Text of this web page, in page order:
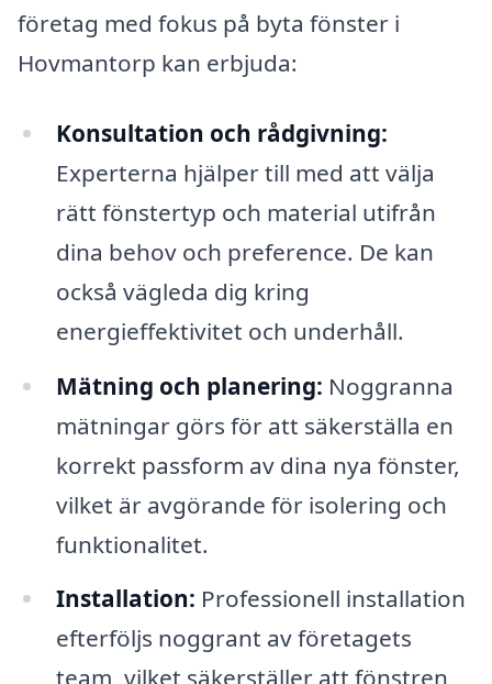
företag med fokus på byta fönster i
Hovmantorp kan erbjuda:
Konsultation och rådgivning:
Experterna hjälper till med att välja
rätt fönstertyp och material utifrån
dina behov och preference. De kan
också vägleda dig kring
energieffektivitet och underhåll.
Mätning och planering: Noggranna
mätningar görs för att säkerställa en
korrekt passform av dina nya fönster,
vilket är avgörande för isolering och
funktionalitet.
Installation: Professionell installation
efterföljs noggrant av företagets